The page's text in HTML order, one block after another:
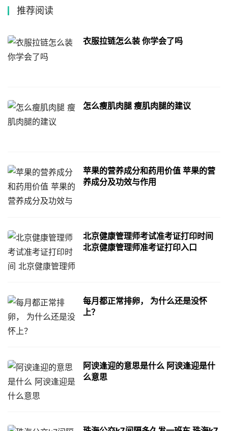
推荐阅读
衣服拉链怎么装 你学会了吗
怎么瘦肌肉腿 瘦肌肉腿的建议
苹果的营养成分和药用价值 苹果的营
养成分及功效与作用
北京健康管理师考试准考证打印时间
北京健康管理师准考证打印入口
每月都正常排卵， 为什么还是没怀
上？
阿谀逢迎的意思是什么 阿谀逢迎是什
么意思